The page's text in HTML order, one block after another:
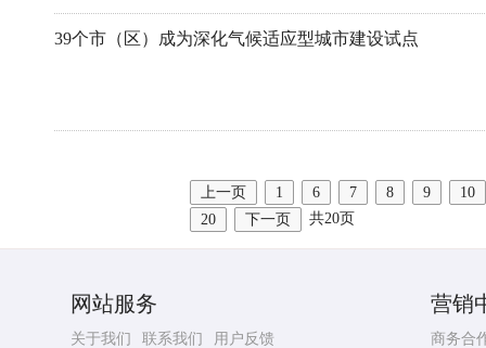
39个市（区）成为深化气候适应型城市建设试点
上一页 1 6 7 8 9
10
20
下一页 共20页
网站服务
关于我们 联系我们
用户反馈
营销
商务合